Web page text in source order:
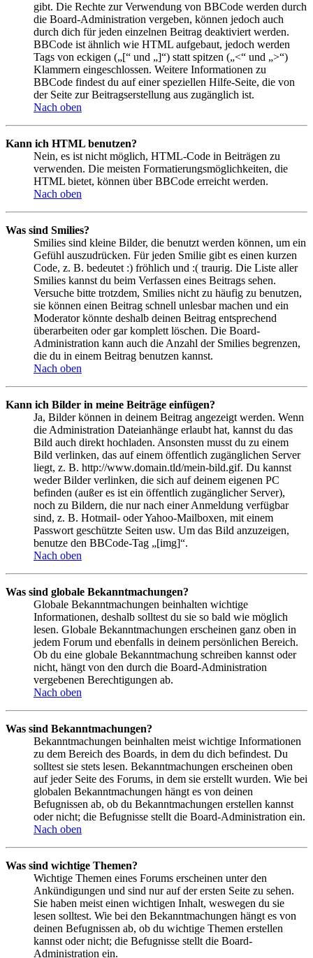
gibt. Die Rechte zur Verwendung von BBCode werden durch
die Board-Administration vergeben, können jedoch auch
durch dich für jeden einzelnen Beitrag deaktiviert werden.
BBCode ist ähnlich wie HTML aufgebaut, jedoch werden
Tags von eckigen („[“ und „]“) statt spitzen („<“ und „>“)
Klammern eingeschlossen. Weitere Informationen zu
BBCode findest du auf einer speziellen Hilfe-Seite, die von
der Seite zur Beitragserstellung aus zugänglich ist.
Nach oben
Kann ich HTML benutzen?
Nein, es ist nicht möglich, HTML-Code in Beiträgen zu
verwenden. Die meisten Formatierungsmöglichkeiten, die
HTML bietet, können über BBCode erreicht werden.
Nach oben
Was sind Smilies?
Smilies sind kleine Bilder, die benutzt werden können, um ein
Gefühl auszudrücken. Für jeden Smilie gibt es einen kurzen
Code, z. B. bedeutet :) fröhlich und :( traurig. Die Liste aller
Smilies kannst du beim Verfassen eines Beitrags sehen.
Versuche bitte trotzdem, Smilies nicht zu häufig zu benutzen,
sie können einen Beitrag schnell unlesbar machen und ein
Moderator könnte deshalb deinen Beitrag entsprechend
überarbeiten oder gar komplett löschen. Die Board-
Administration kann auch die Anzahl der Smilies begrenzen,
die du in einem Beitrag benutzen kannst.
Nach oben
Kann ich Bilder in meine Beiträge einfügen?
Ja, Bilder können in deinem Beitrag angezeigt werden. Wenn
die Administration Dateianhänge erlaubt hat, kannst du das
Bild auch direkt hochladen. Ansonsten musst du zu einem
Bild verlinken, das auf einem öffentlich zugänglichen Server
liegt, z. B. http://www.domain.tld/mein-bild.gif. Du kannst
weder Bilder verlinken, die sich auf deinem eigenen PC
befinden (außer es ist ein öffentlich zugänglicher Server),
noch zu Bildern, die nur nach einer Anmeldung verfügbar
sind, z. B. Hotmail- oder Yahoo-Mailboxen, mit einem
Passwort geschützte Seiten usw. Um das Bild anzuzeigen,
benutze den BBCode-Tag „[img]“.
Nach oben
Was sind globale Bekanntmachungen?
Globale Bekanntmachungen beinhalten wichtige
Informationen, deshalb solltest du sie so bald wie möglich
lesen. Globale Bekanntmachungen erscheinen ganz oben in
jedem Forum und ebenfalls in deinem persönlichen Bereich.
Ob du eine globale Bekanntmachung schreiben kannst oder
nicht, hängt von den durch die Board-Administration
vergebenen Berechtigungen ab.
Nach oben
Was sind Bekanntmachungen?
Bekanntmachungen beinhalten meist wichtige Informationen
zu dem Bereich des Boards, in dem du dich befindest. Du
solltest sie stets lesen. Bekanntmachungen erscheinen oben
auf jeder Seite des Forums, in dem sie erstellt wurden. Wie bei
globalen Bekanntmachungen hängt es von deinen
Befugnissen ab, ob du Bekanntmachungen erstellen kannst
oder nicht; die Befugnisse stellt die Board-Administration ein.
Nach oben
Was sind wichtige Themen?
Wichtige Themen eines Forums erscheinen unter den
Ankündigungen und sind nur auf der ersten Seite zu sehen.
Sie haben meist einen wichtigen Inhalt, weswegen du sie
lesen solltest. Wie bei den Bekanntmachungen hängt es von
deinen Befugnissen ab, ob du wichtige Themen erstellen
kannst oder nicht; die Befugnisse stellt die Board-
Administration ein.